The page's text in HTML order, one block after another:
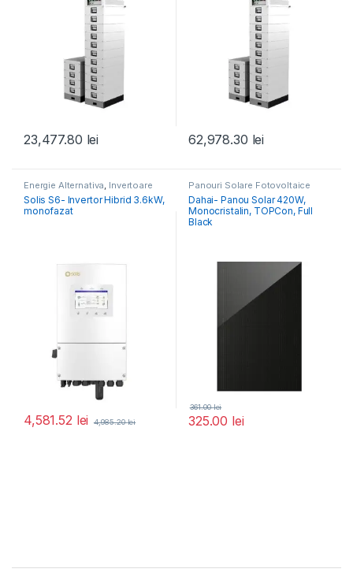
23,477.80 lei 62,978.30 lei
Energie Alternativa, Invertoare
Fotovoltaice
Solis S6- Invertor Hibrid 3.6kW,
monofazat
4,581.52 lei 4,985.20lei
Panouri Solare Fotovoltaice
Dahai- Panou Solar 420W,
Monocristalin, TOPCon, Full
Black
325.00 lei
361.00lei